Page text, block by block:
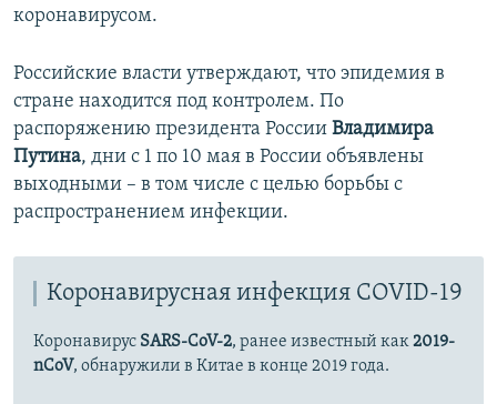
коронавирусом.
Российские власти утверждают, что эпидемия в
стране находится под контролем. По
распоряжению президента России Владимира
Путина, дни с 1 по 10 мая в России объявлены
выходными – в том числе с целью борьбы с
распространением инфекции.
Коронавирусная инфекция COVID-19
Коронавирус SARS-CoV-2, ранее известный как2019-
nCoV, обнаружили в Китае в конце 2019 года.